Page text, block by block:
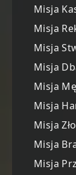
Misja
Misja
Misja
Misja
Misja
Misja
Misja
Misja
Misja